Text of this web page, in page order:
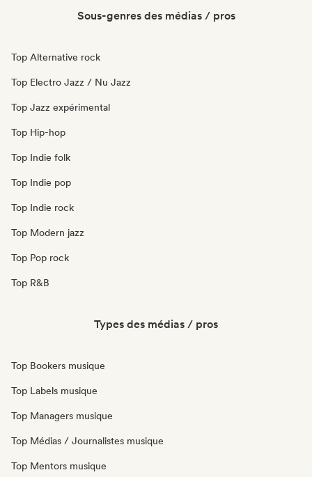
Sous-genres des médias / pros
Top Alternative rock
Top Electro Jazz / Nu Jazz
Top Jazz expérimental
Top Hip-hop
Top Indie folk
Top Indie pop
Top Indie rock
Top Modern jazz
Top Pop rock
Top R&B
Types des médias / pros
Top Bookers musique
Top Labels musique
Top Managers musique
Top Médias / Journalistes musique
Top Mentors musique